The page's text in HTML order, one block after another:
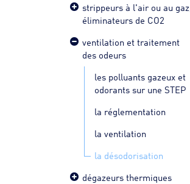
strippeurs à l'air ou au gaz,
éliminateurs de CO2
ventilation et traitement
des odeurs
les polluants gazeux et
odorants sur une STEP
la réglementation
la ventilation
la désodorisation
dégazeurs thermiques